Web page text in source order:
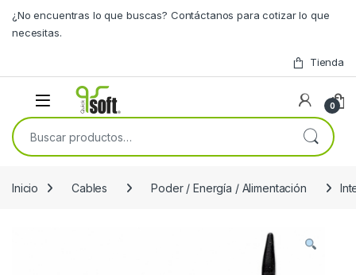
¿No encuentras lo que buscas? Contáctanos para cotizar lo que
necesitas.
Tienda
0
Buscar por:
Inicio Cables Poder / Energía / Alimentación